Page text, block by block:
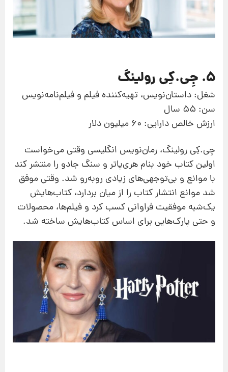
5. جِی.کِی رولینگ
شغل: داستان‌نویس، تهیه‌کننده فیلم و فیلم‌نامه‌نویس
سن: 55 سال
ارزش خالص دارایی: 60 میلیون دلار
جِی.کِی رولینگ، رمان‌نویس انگلیسی وقتی می‌خواست
اولین کتاب خود بنام هری‌پاتر و سنگ جادو را منتشر کند
با موانع و بی‌توجهی‌های زیادی روبه‌رو شد. وقتی موفق
شد موانع انتشار کتاب را از میان بردارد، کتاب‌هایش
یک‌شبه موفقیت فراوانی کسب کرد و فیلم‌ها، محصولات
و حتی پارک‌هایی برای اساس کتاب‌هایش ساخته شد.